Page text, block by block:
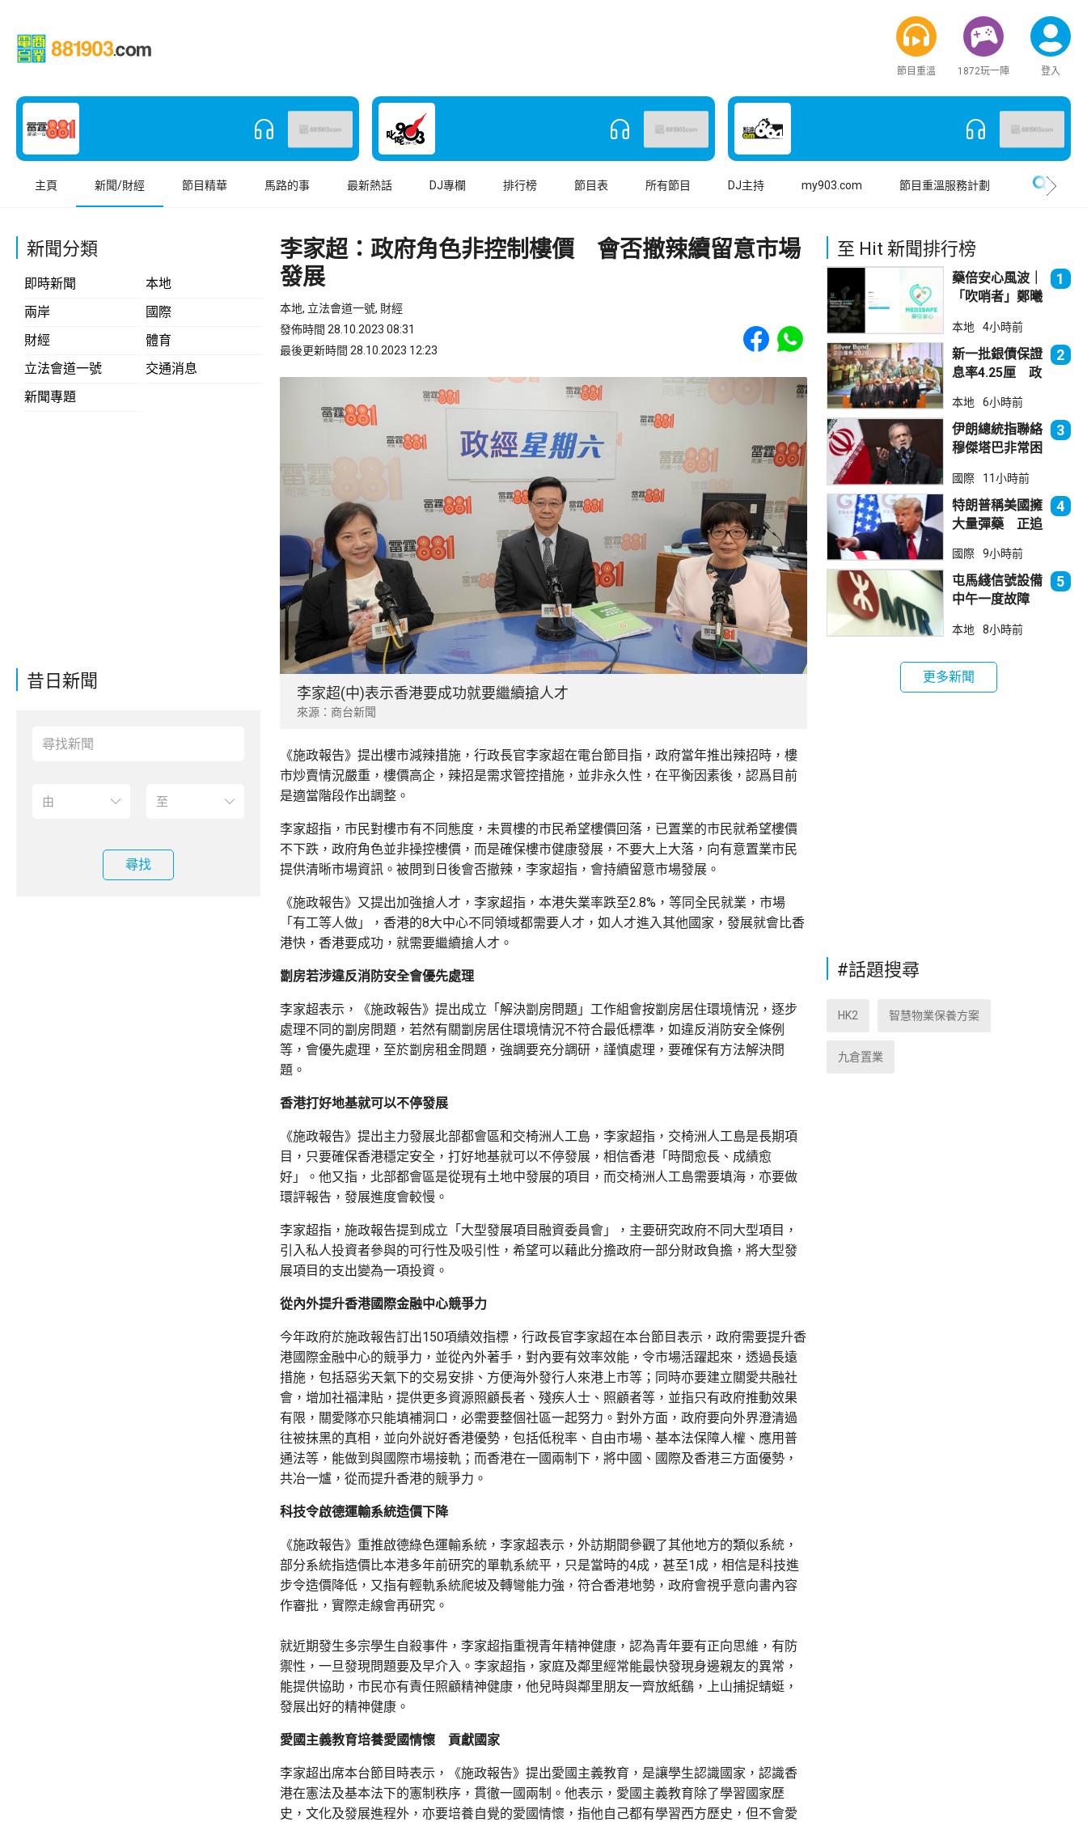
節目重溫 1872玩一陣 登入
主頁 新聞/財經 節目精華 馬路的事 最新熱話 DJ專欄 排行榜 節目表 所有節目 DJ主持 my903.com 節目重溫服務計劃
新聞分類
即時新聞
本地
兩岸
國際
財經
體育
立法會道一號
交通消息
新聞專題
昔日新聞
尋找
李家超：政府角色非控制樓價 會否撤辣續留意市場
發展
本地, 立法會道一號, 財經
發佈時間 28.10.2023 08:31
最後更新時間 28.10.2023 12:23
Share to Facebook
Share to WhatsApp
李家超(中)表示香港要成功就要繼續搶人才
來源：商台新聞
《施政報告》提出樓市減辣措施，行政長官李家超在電台節目指，政府當年推出辣招時，樓
市炒賣情況嚴重，樓價高企，辣招是需求管控措施，並非永久性，在平衡因素後，認爲目前
是適當階段作出調整。
李家超指，市民對樓市有不同態度，未買樓的市民希望樓價回落，已置業的市民就希望樓價
不下跌，政府角色並非操控樓價，而是確保樓市健康發展，不要大上大落，向有意置業市民
提供清晰市場資訊。被問到日後會否撤辣，李家超指，會持續留意市場發展。
《施政報告》又提出加強搶人才，李家超指，本港失業率跌至2.8%，等同全民就業，市場
「有工等人做」，香港的8大中心不同領域都需要人才，如人才進入其他國家，發展就會比香
港快，香港要成功，就需要繼續搶人才。
劏房若涉違反消防安全會優先處理
李家超表示，《施政報告》提出成立「解決劏房問題」工作組會按劏房居住環境情況，逐步
處理不同的劏房問題，若然有關劏房居住環境情況不符合最低標準，如違反消防安全條例
等，會優先處理，至於劏房租金問題，強調要充分調研，謹慎處理，要確保有方法解決問
題。
香港打好地基就可以不停發展
《施政報告》提出主力發展北部都會區和交椅洲人工島，李家超指，交椅洲人工島是長期項
目，只要確保香港穩定安全，打好地基就可以不停發展，相信香港「時間愈長、成績愈
好」。他又指，北部都會區是從現有土地中發展的項目，而交椅洲人工島需要填海，亦要做
環評報告，發展進度會較慢。
李家超指，施政報告提到成立「大型發展項目融資委員會」，主要研究政府不同大型項目，
引入私人投資者參與的可行性及吸引性，希望可以藉此分擔政府一部分財政負擔，將大型發
展項目的支出變為一項投資。
從內外提升香港國際金融中心競爭力
今年政府於施政報告訂出150項績效指標，行政長官李家超在本台節目表示，政府需要提升香
港國際金融中心的競爭力，並從內外著手，對內要有效率效能，令市場活躍起來，透過長遠
措施，包括惡劣天氣下的交易安排、方便海外發行人來港上市等；同時亦要建立關愛共融社
會，增加社福津貼，提供更多資源照顧長者、殘疾人士、照顧者等，並指只有政府推動效果
有限，關愛隊亦只能填補洞口，必需要整個社區一起努力。對外方面，政府要向外界澄清過
往被抹黑的真相，並向外説好香港優勢，包括低稅率、自由市場、基本法保障人權、應用普
通法等，能做到與國際市場接軌；而香港在一國兩制下，將中國、國際及香港三方面優勢，
共冶一爐，從而提升香港的競爭力。
科技令啟德運輸系統造價下降
《施政報告》重推啟德綠色運輸系統，李家超表示，外訪期間參觀了其他地方的類似系統，
部分系統指造價比本港多年前研究的單軌系統平，只是當時的4成，甚至1成，相信是科技進
步令造價降低，又指有輕軌系統爬坡及轉彎能力強，符合香港地勢，政府會視乎意向書內容
作審批，實際走線會再研究。
就近期發生多宗學生自殺事件，李家超指重視青年精神健康，認為青年要有正向思維，有防
禦性，一旦發現問題要及早介入。李家超指，家庭及鄰里經常能最快發現身邊親友的異常，
能提供協助，市民亦有責任照顧精神健康，他兒時與鄰里朋友一齊放紙鷂，上山捕捉蜻蜓，
發展出好的精神健康。
愛國主義教育培養愛國情懷 貢獻國家
李家超出席本台節目時表示，《施政報告》提出愛國主義教育，是讓學生認識國家，認識香
港在憲法及基本法下的憲制秩序，貫徹一國兩制。他表示，愛國主義教育除了學習國家歷
史，文化及發展進程外，亦要培養自覺的愛國情懷，指他自己都有學習西方歷史，但不會愛
至 Hit 新聞排行榜
藥倍安心風波｜
「吹哨者」鄭曦
進行刑事調查
1
本地 4小時前
新一批銀債保證
息率4.25厘 政
吸引力
2
本地 6小時前
伊朗總統指聯絡
穆傑塔巴非常困
製造分裂
3
國際 11小時前
特朗普稱美國擁
大量彈藥 正追
者」
4
國際 9小時前
屯馬綫信號設備
中午一度故障
時恢復
5
本地 8小時前
更多新聞
#話題搜尋
HK2 智慧物業保養方案
九倉置業